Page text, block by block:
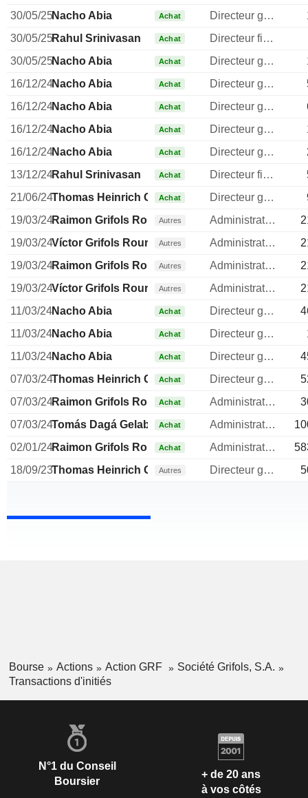
30/05/25Nacho Abia Achat Directeur general
30/05/25Rahul Srinivasan Achat
Directeur financier
30/05/25Nacho Abia Achat Directeur general
16/12/24Nacho Abia Achat Directeur general
16/12/24Nacho Abia Achat Directeur general
16/12/24Nacho Abia Achat Directeur general
16/12/24Nacho Abia Achat Directeur general
13/12/24Rahul Srinivasan Achat Directeur financier
21/06/24Thomas Heinrich Glanzmann
Achat Directeur general
19/03/24Raimon Grifols RouraAutres Administrateur
19/03/24Víctor Grifols Roura Autres Administrateur
19/03/24Raimon Grifols RouraAutres Administrateur
19/03/24Víctor Grifols Roura Autres Administrateur
11/03/24Nacho Abia Achat Directeur general
11/03/24Nacho Abia Achat Directeur general
11/03/24Nacho Abia Achat Directeur general
07/03/24Thomas Heinrich Glanzmann
Achat Directeur general
07/03/24Raimon Grifols RouraAchat Administrateur
07/03/24Tomás Dagá GelabertAchat Administrateur
02/01/24Raimon Grifols RouraAchat Administrateur
18/09/23Thomas Heinrich Glanzmann
Autres Directeur general
Bourse Actions Action GRF
Société Grifols, S.A.
Transactions d'initiés
N°1 du Conseil
Boursier
+ de 20 ans
à vos côtés